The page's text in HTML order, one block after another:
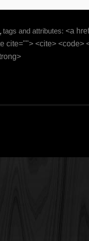
tags and attributes: <a
cite=""> <cite> <code>